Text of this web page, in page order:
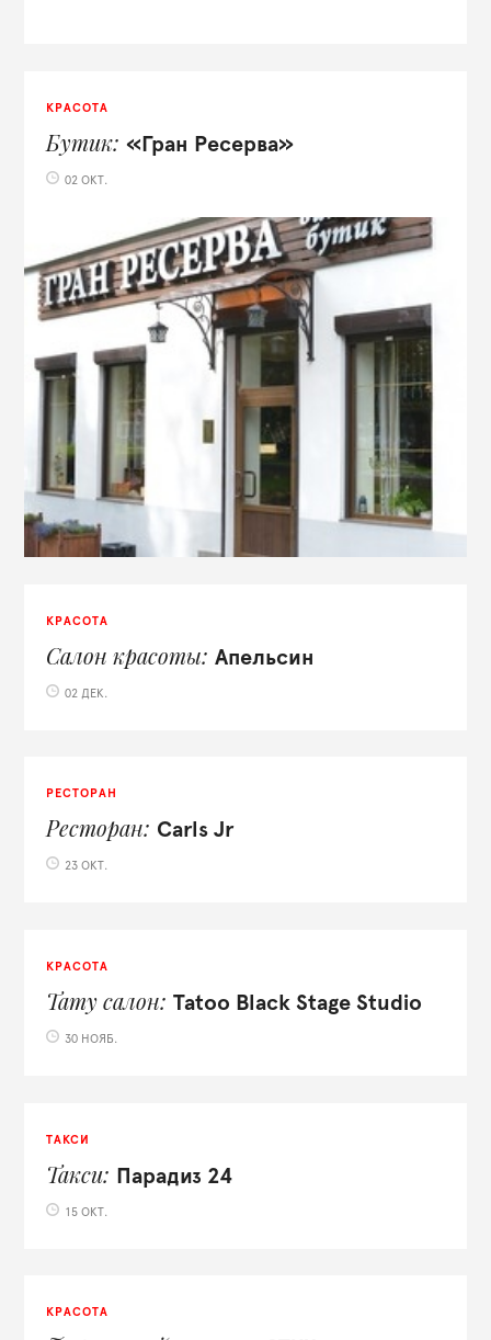
КРАСОТА
Бутик «Гран Ресерва»
02 ОКТ.
КРАСОТА
Салон красоты Апельсин
02 ДЕК.
РЕСТОРАН
Ресторан Carls Jr
23 ОКТ.
КРАСОТА
Тату салон Tatoo Black Stage Studio
30 НОЯБ.
ТАКСИ
Такси Парадиз 24
15 ОКТ.
КРАСОТА